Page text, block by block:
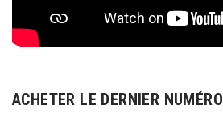
ACHETER LE DERNIER NUMÉRO